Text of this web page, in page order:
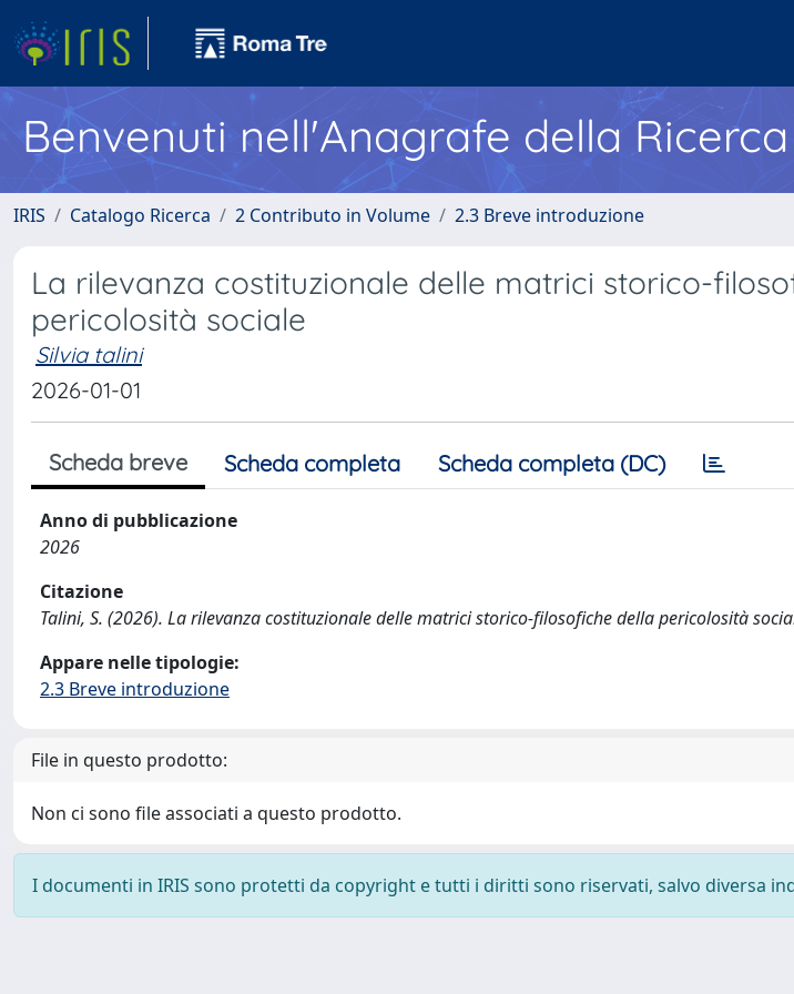
Benvenuti nell'Anagrafe della
IRIS Catalogo Ricerca 2 Contributo in Volume 2.3 Breve introduzione
La rilevanza costituzionale delle matrici storico-
pericolosità sociale
Silvia talini
2026-01-01
Scheda breve Scheda completa Scheda completa (DC)
Anno di pubblicazione
2026
Citazione
Talini, S. (2026). La rilevanza costituzionale delle matrici storico-filosofiche della pericolosità
Appare nelle tipologie:
2.3 Breve introduzione
File in questo prodotto:
Non ci sono file associati a questo prodotto.
I documenti in IRIS sono protetti da copyright e tutti i diritti sono riservati, salvo diversa